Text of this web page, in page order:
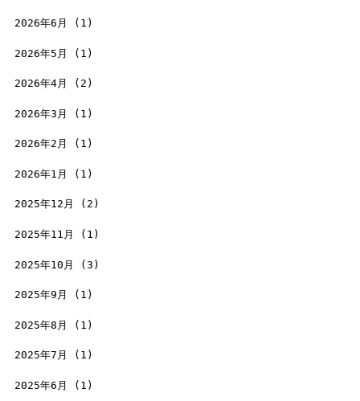
2026年6月 (1)
2026年5月 (1)
2026年4月 (2)
2026年3月 (1)
2026年2月 (1)
2026年1月 (1)
2025年12月 (2)
2025年11月 (1)
2025年10月 (3)
2025年9月 (1)
2025年8月 (1)
2025年7月 (1)
2025年6月 (1)